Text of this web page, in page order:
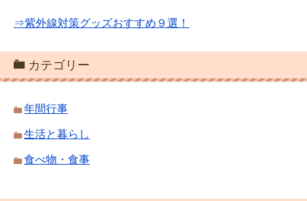
⇒紫外線対策グッズおすすめ９選！
カテゴリー
年間行事
生活と暮らし
食べ物・食事